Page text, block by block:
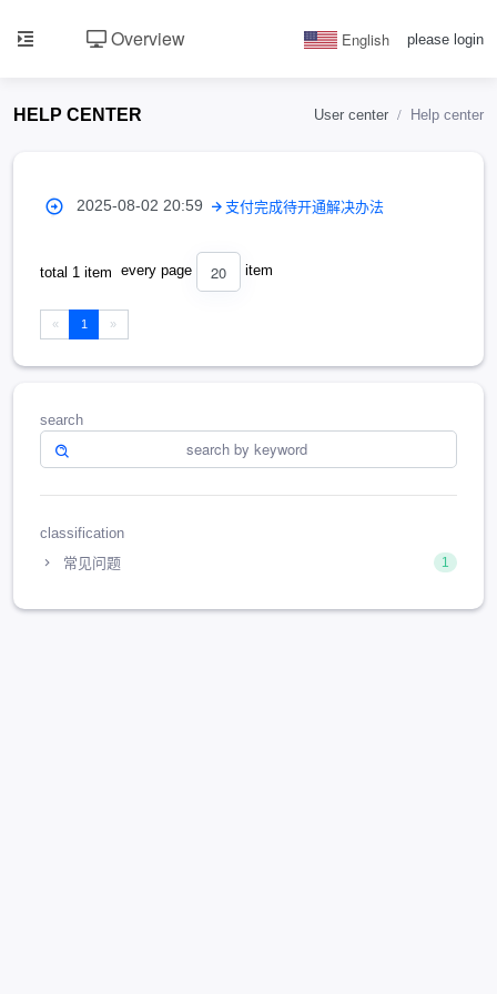
Overview English please login
HELP CENTER User center Help center
2025-08-02 20:59 支付完成待开通解决办法
total 1 item every page 20 item
« 1 »
search
classification
常见问题
1